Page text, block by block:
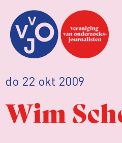
do 22 okt 2009
Wim